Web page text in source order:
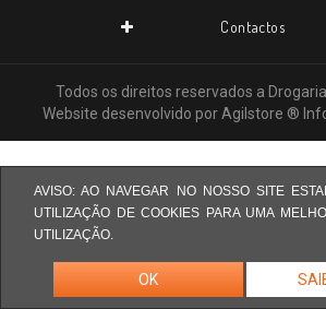
AVISO: AO NAVEGAR NO NOSSO SITE
UTILIZAÇÃO DE COOKIES PARA UMA
UTILIZAÇÃO.
OK
Contactos
Todos os direitos reservados a
Website desenvolvido por Agilstore ®